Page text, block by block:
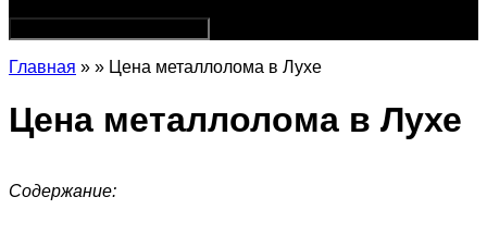
Главная » » Цена металлолома в Лухе
Цена металлолома в Лухе
Содержание: